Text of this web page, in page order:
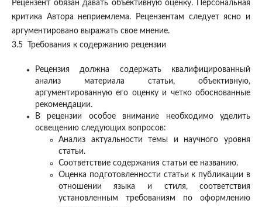
Рецензент обязан давать объективную оценку. Персональная
критика Автора неприемлема. Рецензентам следует ясно и
аргументировано выражать свое мнение.
3.5 Требования к содержанию рецензии
Рецензия должна содержать квалифицированный
анализ материала статьи, объективную,
аргументированную его оценку и четко обоснованные
рекомендации.
В рецензии особое внимание необходимо уделить
освещению следующих вопросов:
Анализ актуальности темы и научного уровня
статьи.
Соответствие содержания статьи ее названию.
Оценка подготовленности статьи к публикации в
отношении языка и стиля, соответствия
установленным требованиям по оформлению